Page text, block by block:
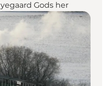
Gods her